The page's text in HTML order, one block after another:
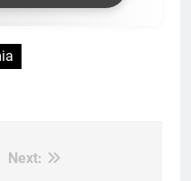
Next: